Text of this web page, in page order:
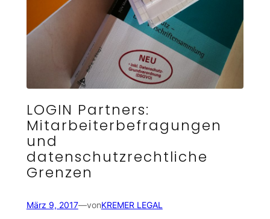
LOGIN Partners:
Mitarbeiterbefragungen
und
datenschutzrechtliche
Grenzen
März 9, 2017—vonKREMER LEGAL